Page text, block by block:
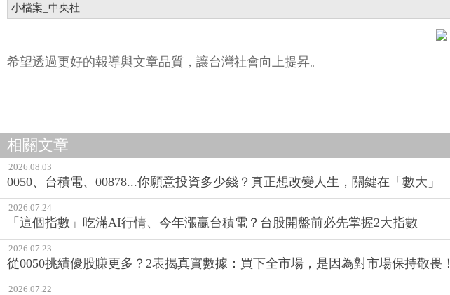
小檔案_中央社
希望透過更好的報導與文章品質，讓台灣社會向上提昇。
相關文章
2026.08.03
0050、台積電、00878...你願意投資多少錢？真正想改變人生，關鍵在「數大」
2026.07.24
「這個指數」吃滿AI行情、今年漲贏台積電？台股開盤前必先掌握2大指數
2026.07.23
從0050挑績優股賺更多？2表揭真實數據：買下全市場，是因為對市場保持敬畏！
2026.07.22